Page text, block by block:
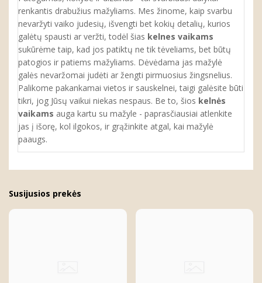
renkantis drabužius mažyliams. Mes žinome, kaip svarbu
nevaržyti vaiko judesių, išvengti bet kokių detalių, kurios
galėtų spausti ar veržti, todėl šias kelnes vaikams
sukūrėme taip, kad jos patiktų ne tik tėveliams, bet būtų
patogios ir patiems mažyliams. Dėvėdama jas mažylė
galės nevaržomai judėti ar žengti pirmuosius žingsnelius.
Palikome pakankamai vietos ir sauskelnei, taigi galėsite būti
tikri, jog Jūsų vaikui niekas nespaus. Be to, šios kelnės
vaikams auga kartu su mažyle - paprasčiausiai atlenkite
jas į išorę, kol ilgokos, ir grąžinkite atgal, kai mažylė
paaugs.
Susijusios prekės